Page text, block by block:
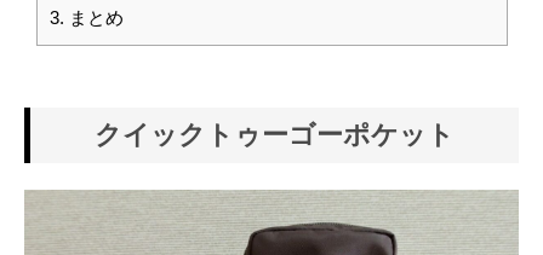
3. まとめ
クイックトゥーゴーポケット